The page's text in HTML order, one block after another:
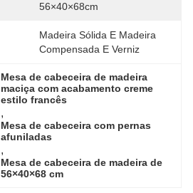
56×40×68cm
Madeira Sólida E Madeira
Compensada E Verniz
Mesa de cabeceira de madeira
maciça com acabamento creme
estilo francês
,
Mesa de cabeceira com pernas
afuniladas
,
Mesa de cabeceira de madeira de
56×40×68 cm